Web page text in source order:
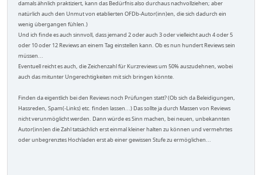
damals ähnlich praktiziert, kann das Bedürfnis also durchaus nachvollziehen; aber
natürlich auch den Unmut von etablierten OFDb-Autor(inn)en, die sich dadurch ein
wenig übergangen fühlen.)
Und ich finde es auch sinnvoll, dass jemand 2 oder auch 3 oder vielleicht auch 4 oder 5
oder 10 oder 12 Reviews an einem Tag einstellen kann. Ob es nun hundert Reviews sein
müssen...
Eventuell reicht es auch, die Zeichenzahl für Kurzreviews um 50% auszudehnen, wobei
auch das mitunter Ungerechtigkeiten mit sich bringen könnte.
Finden da eigentlich bei den Reviews noch Prüfungen statt? (Ob sich da Beleidigungen,
Hassreden, Spam(-Links) etc. finden lassen...) Das sollte ja durch Massen von Reviews
nicht verunmöglicht werden. Dann würde es Sinn machen, bei neuen, unbekannten
Autor(inn)en die Zahl tatsächlich erst einmal kleiner halten zu können und vermehrtes
oder unbegrenztes Hochladen erst ab einer gewissen Stufe zu ermöglichen...